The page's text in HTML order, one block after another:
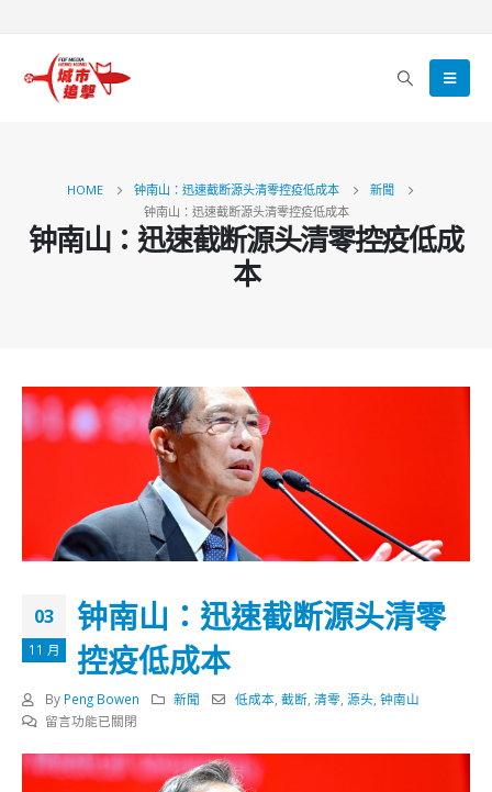
HOME 钟南山：迅速截断源头清零控疫低成本
新聞
钟南山：迅速截断源头清零控疫低成本
钟南山：迅速截断源头清零控疫低成
本
03
11 月
钟南山：迅速截断源头清零
控疫低成本
By Peng Bowen 新聞 低成本,截断,清零,源头,钟南山
在
南
山：
留言功能已關閉